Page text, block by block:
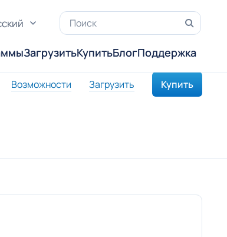
ЗагрузитьКупитьБлогПоддержка
Возможности Загрузить Купить